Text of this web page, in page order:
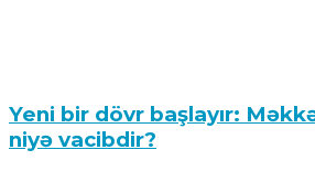
Yeni bir dövr başlayır:
niyə vacibdir?